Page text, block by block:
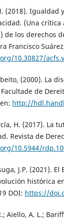
(2018). Igualdad
(Una crítica
de los derechos
Francisco
10.30827/
(2000). La
de
http://
H. (2017). La
Revista de
10.5944/
J.P. (2021).
histórica
DOI: https://
Aiello, A. L.;